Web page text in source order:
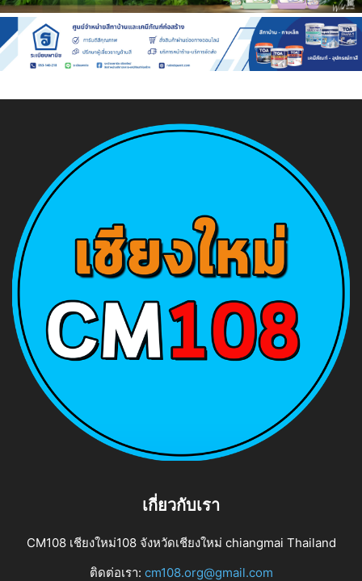
เกี่ยวกับเรา
CM108 เชียงใหม่108 จังหวัดเชียงใหม่ chiangmai Thailand
ติดต่อเรา: cm108.org@gmail.com